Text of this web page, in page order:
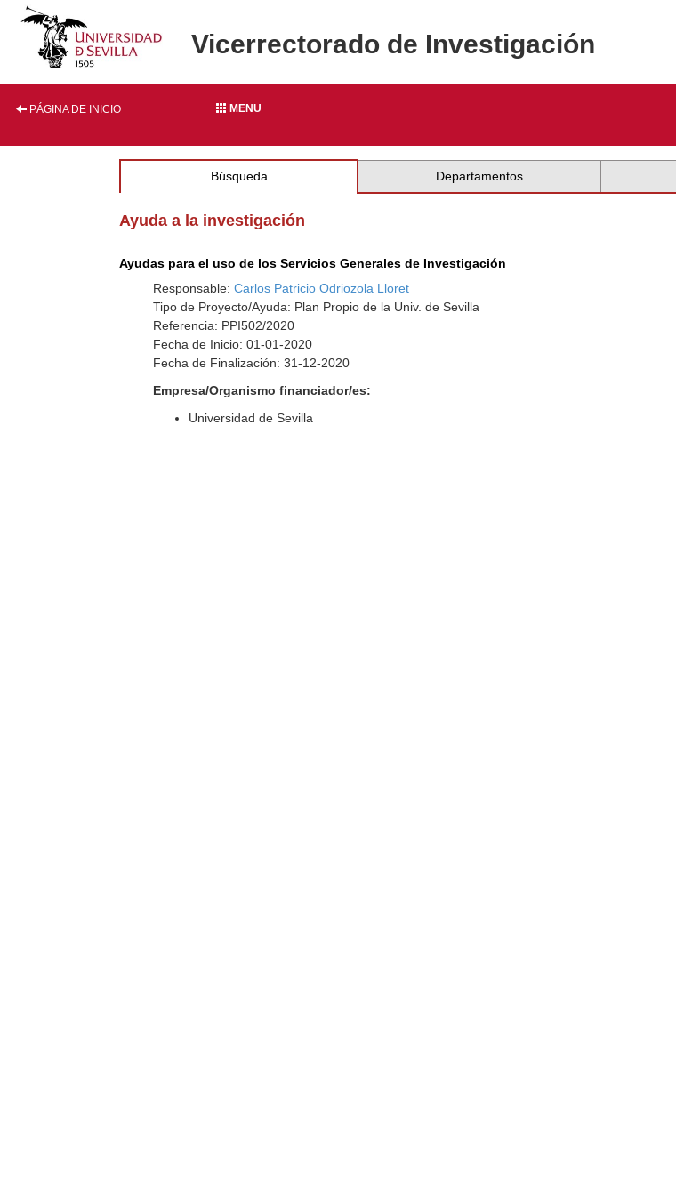
Vicerrectorado de Investigación
PÁGINA DE INICIO MENU
Búsqueda Departamentos
Ayuda a la investigación
Ayudas para el uso de los Servicios Generales de Investigación
Responsable:Carlos Patricio Odriozola Lloret
Tipo de Proyecto/Ayuda: Plan Propio de la Univ. de Sevilla
Referencia: PPI502/2020
Fecha de Inicio: 01-01-2020
Fecha de Finalización: 31-12-2020
Empresa/Organismo financiador/es:
Universidad de Sevilla